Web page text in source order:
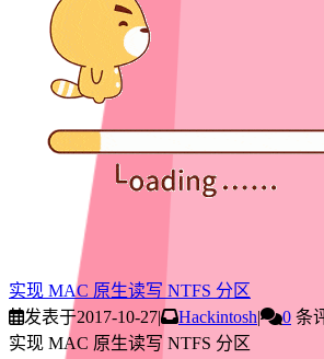
实现 MAC 原生读写 NTFS 分区
发表于2017-10-27| Hackintosh| 0 条
实现 MAC 原生读写 NTFS 分区